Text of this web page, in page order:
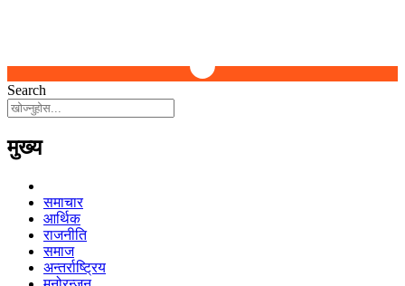
Search
मुख्य
समाचार
आर्थिक
राजनीति
समाज
अन्तर्राष्ट्रिय